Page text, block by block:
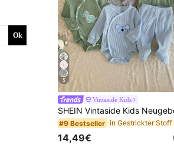
Ok
5
Vintaside Kids
#9 Bestseller
14,49€